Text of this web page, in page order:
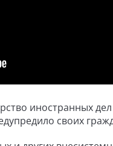
иностранных
своих